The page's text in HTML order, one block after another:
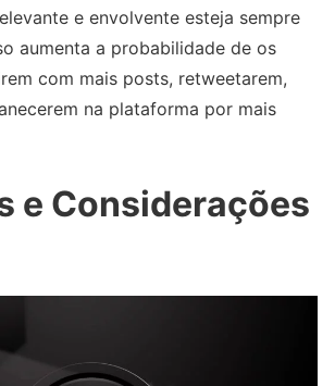
e envolvente esteja sempre
aumenta a probabilidade de os
com mais posts, retweetarem,
na plataforma por mais
e Considerações